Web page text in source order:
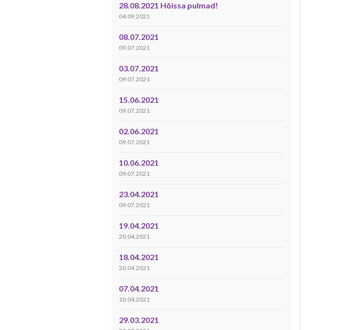
28.08.2021 Hõissa pulmad!
04.09.2021
08.07.2021
09.07.2021
03.07.2021
09.07.2021
15.06.2021
09.07.2021
02.06.2021
09.07.2021
10.06.2021
09.07.2021
23.04.2021
09.07.2021
19.04.2021
20.04.2021
18.04.2021
20.04.2021
07.04.2021
10.04.2021
29.03.2021